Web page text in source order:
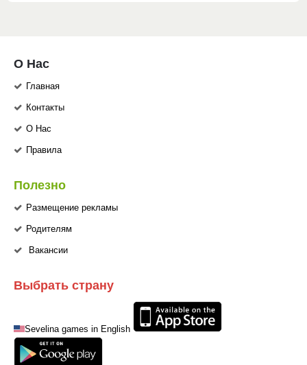
О Нас
Главная
Контакты
О Нас
Правила
Полезно
Размещение рекламы
Родителям
Вакансии
Выбрать страну
Sevelina games in English